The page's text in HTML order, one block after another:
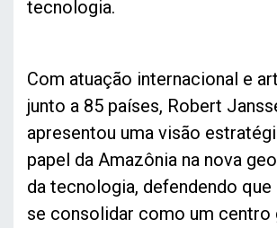
tecnologia.
Com atuação internacional e
junto a 85 países, Robert
apresentou uma visão
papel da Amazônia na nova
da tecnologia, defendendo
se consolidar como um centro